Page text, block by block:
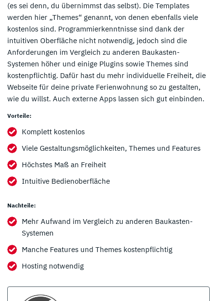
(es sei denn, du übernimmst das selbst). Die Templates
werden hier „Themes“ genannt, von denen ebenfalls viele
kostenlos sind. Programmierkenntnisse sind dank der
intuitiven Oberfläche nicht notwendig, jedoch sind die
Anforderungen im Vergleich zu anderen Baukasten-
Systemen höher und einige Plugins sowie Themes sind
kostenpflichtig. Dafür hast du mehr individuelle Freiheit, die
Webseite für deine private Ferienwohnung so zu gestalten,
wie du willst. Auch externe Apps lassen sich gut einbinden.
Vorteile:
Komplett kostenlos
Viele Gestaltungsmöglichkeiten, Themes und Features
Höchstes Maß an Freiheit
Intuitive Bedienoberfläche
Nachteile:
Mehr Aufwand im Vergleich zu anderen Baukasten-
Systemen
Manche Features und Themes kostenpflichtig
Hosting notwendig